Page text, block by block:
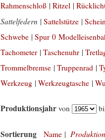
Rahmenschloß |Ritzel |
Sattelfedern |Sattelstütze |
Schwebe |Spur 0
Tachometer |Taschenuhr |
Trommelbremse |Truppenrad |
Werkzeug |Werkzeugtasche |
Produktionsjahr von
Sortierung Name |